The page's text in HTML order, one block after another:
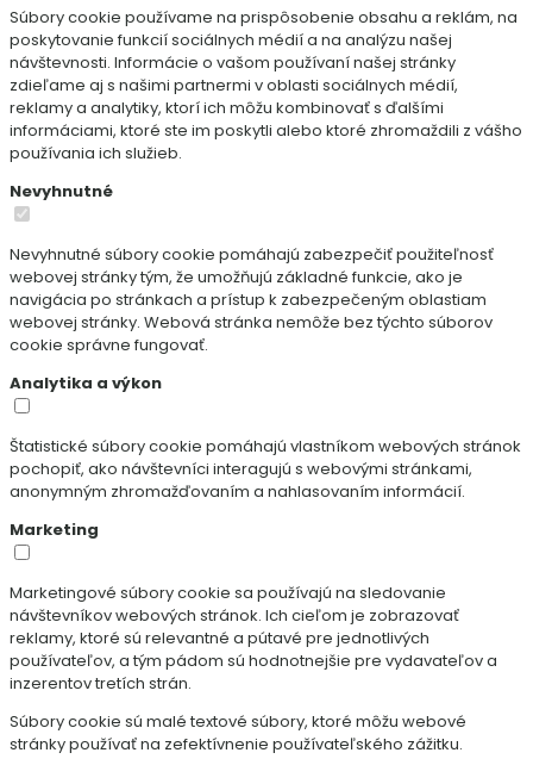
Súbory cookie používame na prispôsobenie obsahu a reklám, na
poskytovanie funkcií sociálnych médií a na analýzu našej
návštevnosti. Informácie o vašom používaní našej stránky
zdieľame aj s našimi partnermi v oblasti sociálnych médií,
reklamy a analytiky, ktorí ich môžu kombinovať s ďalšími
informáciami, ktoré ste im poskytli alebo ktoré zhromaždili z vášho
používania ich služieb.
Nevyhnutné
Nevyhnutné súbory cookie pomáhajú zabezpečiť použiteľnosť
webovej stránky tým, že umožňujú základné funkcie, ako je
navigácia po stránkach a prístup k zabezpečeným oblastiam
webovej stránky. Webová stránka nemôže bez týchto súborov
cookie správne fungovať.
Analytika a výkon
Štatistické súbory cookie pomáhajú vlastníkom webových stránok
pochopiť, ako návštevníci interagujú s webovými stránkami,
anonymným zhromažďovaním a nahlasovaním informácií.
Marketing
Marketingové súbory cookie sa používajú na sledovanie
návštevníkov webových stránok. Ich cieľom je zobrazovať
reklamy, ktoré sú relevantné a pútavé pre jednotlivých
používateľov, a tým pádom sú hodnotnejšie pre vydavateľov a
inzerentov tretích strán.
Súbory cookie sú malé textové súbory, ktoré môžu webové
stránky používať na zefektívnenie používateľského zážitku.